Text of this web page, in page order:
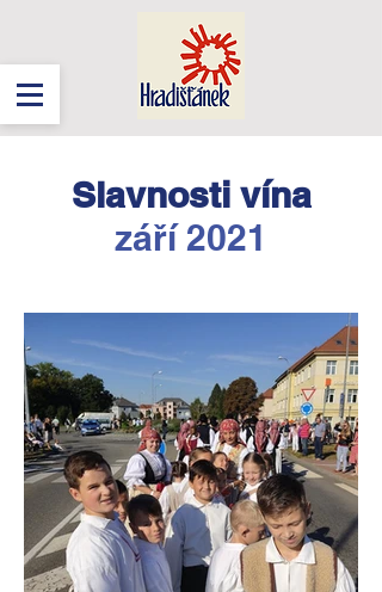
Slavnosti vína
září 2021